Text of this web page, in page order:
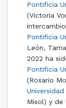
Pontifícia
(Victoria
Pontificia
León,
2022 ha
Pontificia
(Rosario
Misol) y de